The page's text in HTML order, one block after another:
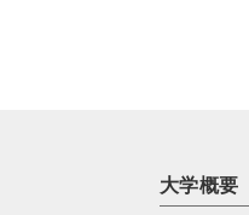
大学概要